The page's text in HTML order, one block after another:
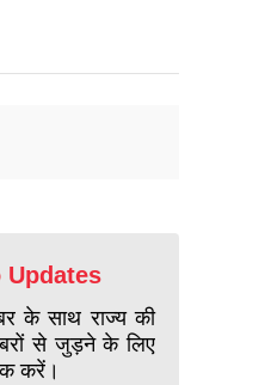
के साथ राज्य की
से जुड़ने के लिए
करें।